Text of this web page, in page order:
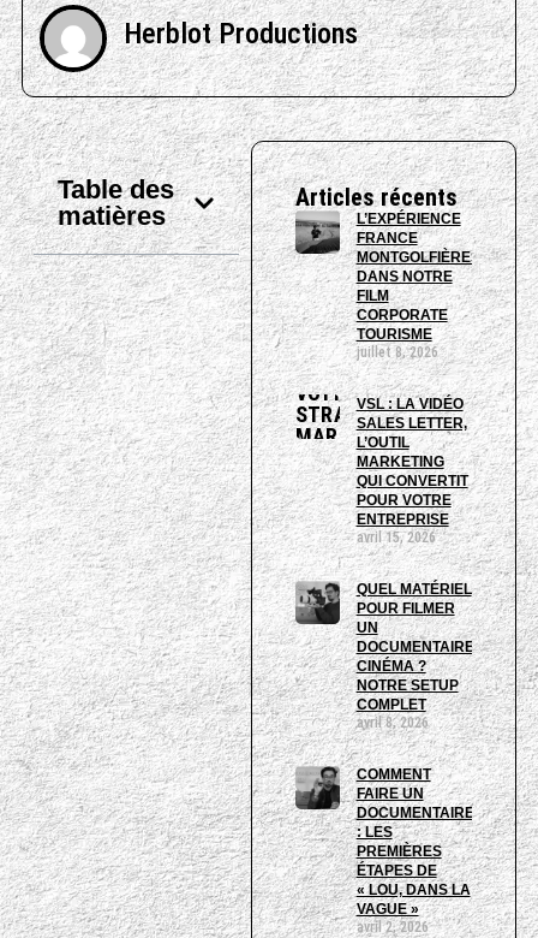
Herblot Productions
Table des
matières
Articles récents
L’EXPÉRIENCE
FRANCE
MONTGOLFIÈRES
DANS NOTRE
FILM
CORPORATE
TOURISME
juillet 8, 2026
VSL : LA VIDÉO
SALES LETTER,
L’OUTIL
MARKETING
QUI CONVERTIT
POUR VOTRE
ENTREPRISE
avril 15, 2026
QUEL MATÉRIEL
POUR FILMER
UN
DOCUMENTAIRE
CINÉMA ?
NOTRE SETUP
COMPLET
avril 8, 2026
COMMENT
FAIRE UN
DOCUMENTAIRE
: LES
PREMIÈRES
ÉTAPES DE
« LOU, DANS LA
VAGUE »
avril 2, 2026